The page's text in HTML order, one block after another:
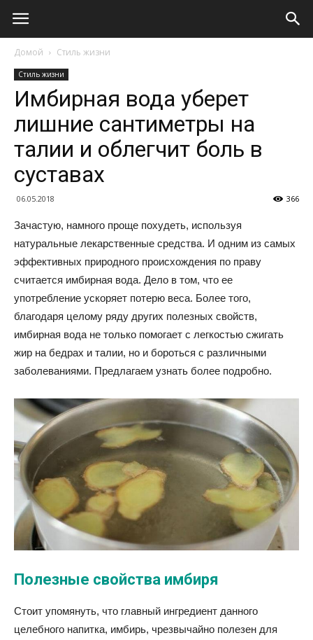
Домой Стиль жизни
Стиль жизни
Имбирная вода уберет
лишние сантиметры на
талии и облегчит боль в
суставах
06.05.2018 366
Зачастую, намного проще похудеть, используя
натуральные лекарственные средства. И одним из самых
эффективных природного происхождения по праву
считается имбирная вода. Дело в том, что ее
употребление ускоряет потерю веса. Более того,
благодаря целому ряду других полезных свойств,
имбирная вода не только помогает с легкостью сжигать
жир на бедрах и талии, но и бороться с различными
заболеваниями. Предлагаем узнать более подробно.
Полезные свойства имбиря
Стоит упомянуть, что главный ингредиент данного
целебного напитка, имбирь, чрезвычайно полезен для